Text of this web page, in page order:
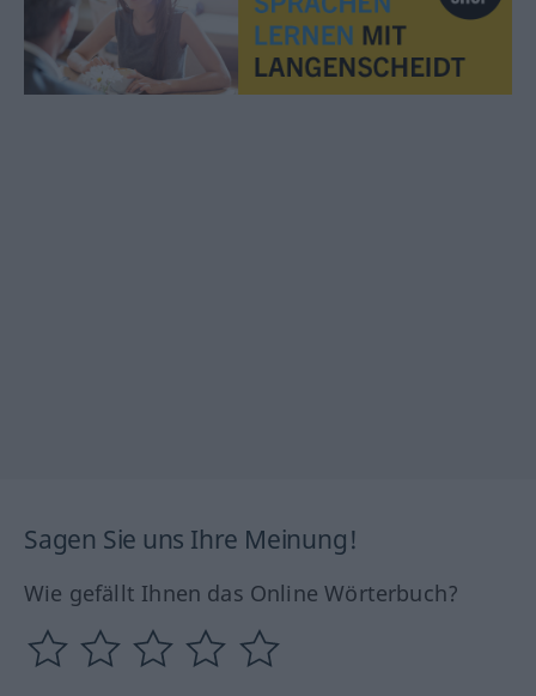
Sagen Sie uns Ihre Meinung!
Wie gefällt Ihnen das Online Wörterbuch?